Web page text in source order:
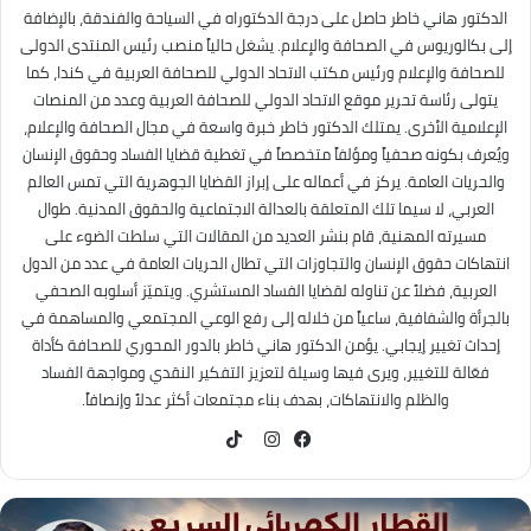
الدكتور هاني خاطر حاصل على درجة الدكتوراه في السياحة والفندقة، بالإضافة
إلى بكالوريوس في الصحافة والإعلام. يشغل حالياً منصب رئيس المنتدى الدولى
للصحافة والإعلام ورئيس مكتب الاتحاد الدولي للصحافة العربية في كندا، كما
يتولى رئاسة تحرير موقع الاتحاد الدولي للصحافة العربية وعدد من المنصات
الإعلامية الأخرى. يمتلك الدكتور خاطر خبرة واسعة في مجال الصحافة والإعلام،
ويُعرف بكونه صحفياً ومؤلفاً متخصصاً في تغطية قضايا الفساد وحقوق الإنسان
والحريات العامة. يركز في أعماله على إبراز القضايا الجوهرية التي تمس العالم
العربي، لا سيما تلك المتعلقة بالعدالة الاجتماعية والحقوق المدنية. طوال
مسيرته المهنية، قام بنشر العديد من المقالات التي سلطت الضوء على
انتهاكات حقوق الإنسان والتجاوزات التي تطال الحريات العامة في عدد من الدول
العربية، فضلاً عن تناوله لقضايا الفساد المستشري. ويتميّز أسلوبه الصحفي
بالجرأة والشفافية، ساعياً من خلاله إلى رفع الوعي المجتمعي والمساهمة في
إحداث تغيير إيجابي. يؤمن الدكتور هاني خاطر بالدور المحوري للصحافة كأداة
فعّالة للتغيير، ويرى فيها وسيلة لتعزيز التفكير النقدي ومواجهة الفساد
والظلم والانتهاكات، بهدف بناء مجتمعات أكثر عدلاً وإنصافاً.